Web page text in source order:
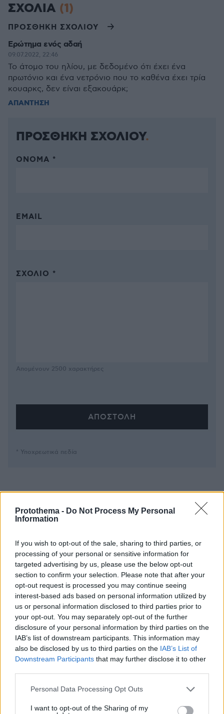
Protothema - Do Not Process My Personal
Information
If you wish to opt-out of the sale, sharing to third parties, or
processing of your personal or sensitive information for
targeted advertising by us, please use the below opt-out
section to confirm your selection. Please note that after your
opt-out request is processed you may continue seeing
interest-based ads based on personal information utilized by
us or personal information disclosed to third parties prior to
your opt-out. You may separately opt-out of the further
disclosure of your personal information by third parties on the
IAB’s list of downstream participants. This information may
also be disclosed by us to third parties on the IAB’s List of
Downstream Participants that may further disclose it to other
Please note that this website/app uses one or more Google
not limited to your visit or usage behaviour. You may click to
Personal Data Processing Opt Outs
I want to opt-out of the Sharing of my
ΣΧΟΛΙΑ (1)
ΠΡΟΣΘΗΚΗ ΣΧΟΛΙΟΥ
Ερώτημα ενός αδαή
09.07.2022, 22:46
Το άτομο του ηλίου, με δεδομένο ότι έχει ένα
πρωτόνιο και ένα νετρόνιο που το καθένα έχει τρία
κουαρκς, δεν είναι εξακουάρκ;
ΑΠΑΝΤΗΣΗ
ΠΡΟΣΘΗΚΗ ΣΧΟΛΙΟΥ
ΌΝΟΜΑ *
EMAIL
ΣΧΌΛΙΟ *
Απομένουν 2500 χαρακτήρες
* Υποχρεωτικά πεδία
Ειδήσεις Σχολιασμένα
Στην Ίμπιζα με τον νέο της σύντροφο η Κιάρα Φεράνι
πριν 6 λεπτά
Το «πριν και το μετά» της πρόσκρουσης του πυραύλου
της SpaceX στη Σελήνη: Τι δείχνουν φωτογραφίες
κορεατικής συσκευής
πριν 9 λεπτά
Μάχη με τις φλόγες εν μέσω καύσωνα στα Βαλκάνια:
Πυρκαγιές σε Σερβία και Αλβανία με θερμοκρασίες έως
40 βαθμούς
πριν 9 λεπτά
δείτε βίντεο
πριν 12 λεπτά
πριν 18 λεπτά